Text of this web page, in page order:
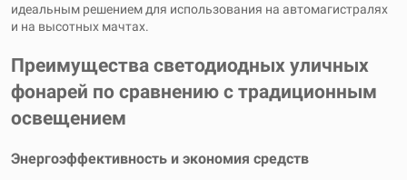
идеальным решением для использования на автомагистралях
и на высотных мачтах.
Преимущества светодиодных уличных
фонарей по сравнению с традиционным
освещением
Энергоэффективность и экономия средств